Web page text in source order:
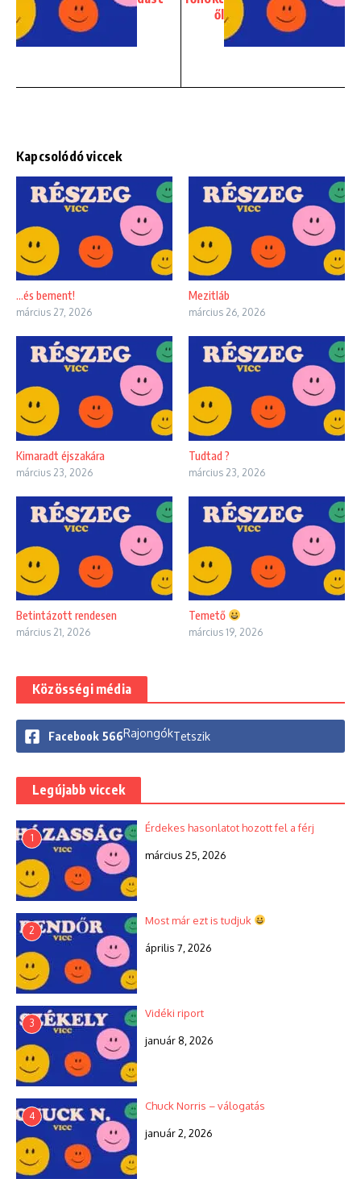
ől
Kapcsolódó viccek
…és bement!
március 27, 2026
Mezitláb
március 26, 2026
Kimaradt éjszakára
március 23, 2026
Tudtad ?
március 23, 2026
Betintázott rendesen
március 21, 2026
Temető
március 19, 2026
Közösségi média
Facebook 566RajongókTetszik
Legújabb viccek
1
Érdekes hasonlatot hozott fel a férj
március 25, 2026
2
Most már ezt is tudjuk
április 7, 2026
3
Vidéki riport
január 8, 2026
4
Chuck Norris – válogatás
január 2, 2026